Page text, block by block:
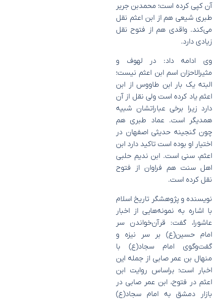
آن کپی کرده است؛ محمدبن جریر
طبری شیعی هم از ابن اعثم نقل
می‌کند. واقدی هم از فتوح نقل
زیادی دارد.
وی ادامه داد: در لهوف و
مثیرالاحزان اسم ابن اعثم نیست؛
البته یک بار ابن طاووس از ابن
اعثم یاد کرده است ولی نقل از آن
دارد زیرا برخی عباراتشان شبیه
همدیگر است. عماد طبری هم
چون گنجینه حدیثی اصفهان در
اختیار او بوده است تاکید دارد ابن
اعثم، سنی است. ابن ندیم حلبی
اهل سنت هم فراوان از فتوح
نقل کرده است.
نویسنده و پژوهشگر تاریخ اسلام
با اشاره به نمونه‌هایی از اخبار
عاشورا، گفت: قرآن‌خواندن سر
امام حسین(ع) بر سر نیزه و
گفت‌وگوی امام سجاد(ع) با
منهال بن عمر صابی از جمله این
اخبار است؛ براساس روایت ابن
اعثم در فتوح، ابن عمر صابی در
بازار دمشق به امام سجاد(ع)